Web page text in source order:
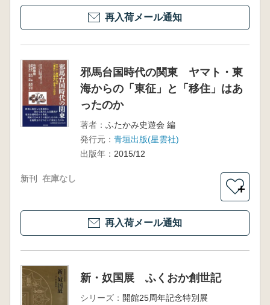
再入荷メール通知
邪馬台国時代の関東 ヤマト・東
海からの「東征」と「移住」はあ
ったのか
著者： ふたかみ史遊会 編
発行元： 青垣出版(星雲社)
出版年： 2015/12
新刊 在庫なし
＋
再入荷メール通知
新・奴国展 ふくおか創世記
シリーズ： 開館25周年記念特別展